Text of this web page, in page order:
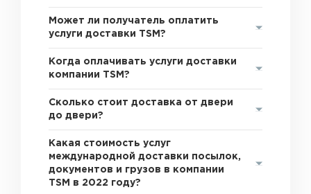
Может ли получатель оплатить
услуги доставки TSM?
Когда оплачивать услуги доставки
компании TSM?
Сколько стоит доставка от двери
до двери?
Какая стоимость услуг
международной доставки посылок,
документов и грузов в компании
TSM в 2022 году?